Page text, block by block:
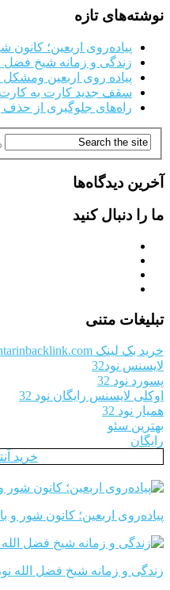
نوشته‌های تازه
پیاده‌روی اربعین؛ کانون
زندگی و زمانه شیخ فضل
پیاده روی اربعین ومشکل
سقف جدید کارت به کارت
راه‌های جلوگیری از حذف
آخرین دیدگاه‌ها
ما را دنبال کنید
تبلیغات متنی
خرید بک لینک behtarinbacklink.com
لایسنس نود32
پسورد نود 32
اوکلی لایسنس رایگان نود 32
همیار نود 32
بهترین سئو
رایگان
خرید
پیاده‌روی اربعین؛ کانون شور و
زندگی و زمانه شیخ فضل الله